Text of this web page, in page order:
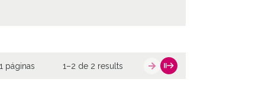
páginas 1–2 de 2 results